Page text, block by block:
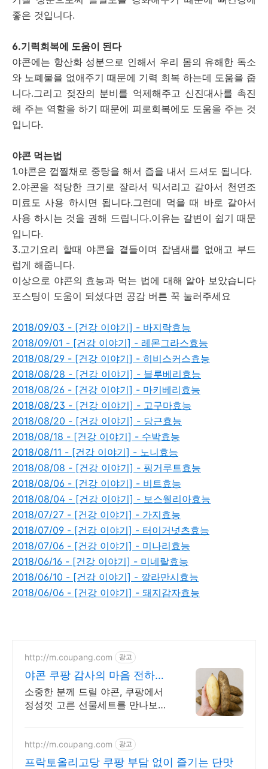
좋은 것입니다.
6.기력회복에 도움이 된다
야콘에는 항산화 성분으로 인해서 우리 몸의 유해한 독소
와 노폐물을 없애주기 때문에 기력 회복 하는데 도움을 줍
니다.그리고 젖잔의 분비를 억제해주고 신진대사를 촉진
해 주는 역할을 하기 때문에 피로회복에도 도움을 주는 것
입니다.
야콘 먹는법
1.야콘은 껍찔채로 중탕을 해서 즙을 내서 드셔도 됩니다.
2.야콘을 적당한 크기로 잘라서 믹서리고 갈아서 천연조
미료도 사용 하시면 됩니다.그런데 먹을 때 바로 갈아서
사용 하시는 것을 권해 드립니다.이유는 갈변이 쉽기 때문
입니다.
3.고기요리 할때 야콘을 곁들이며 잡냄새를 없애고 부드
럽게 해줍니다.
이상으로 야콘의 효능과 먹는 법에 대해 알아 보았습니다
포스팅이 도움이 되셨다면 공감 버튼 꾹 눌러주세요
2018/09/03 - [건강 이야기] - 바지락효능
2018/09/01 - [건강 이야기] - 레몬그라스효능
2018/08/29 - [건강 이야기] - 히비스커스효능
2018/08/28 - [건강 이야기] - 블루베리효능
2018/08/26 - [건강 이야기] - 마키베리효능
2018/08/23 - [건강 이야기] - 고구마효능
2018/08/20 - [건강 이야기] - 당근효능
2018/08/18 - [건강 이야기] - 수박효능
2018/08/11 - [건강 이야기] - 노니효능
2018/08/08 - [건강 이야기] - 핑거루트효능
2018/08/06 - [건강 이야기] - 비트효능
2018/08/04 - [건강 이야기] - 보스웰리아효능
2018/07/27 - [건강 이야기] - 가지효능
2018/07/09 - [건강 이야기] - 터이거넛츠효능
2018/07/06 - [건강 이야기] - 미나리효능
2018/06/16 - [건강 이야기] - 미네랄효능
2018/06/10 - [건강 이야기] - 깔라만시효능
2018/06/06 - [건강 이야기] - 돼지감자효능
http://m.coupang.com 광고
야콘 쿠팡 감사의 마음 전하는
선물
소중한 분께 드릴 야콘, 쿠팡에서
정성껏 고른 선물세트를 만나보세
으로 받으세요.
http://m.coupang.com 광고
프락토올리고당 쿠팡 부담 없이 즐기는 단맛